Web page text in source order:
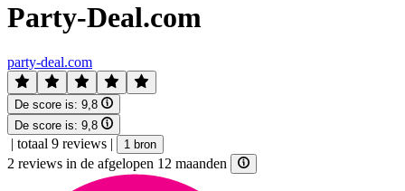
Party-Deal.com
party-deal.com
De score is: 9,8
De score is: 9,8
| totaal 9 reviews | 1 bron
2 reviews in de afgelopen 12 maanden